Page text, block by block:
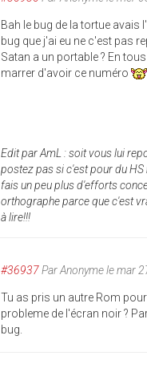
Bah le bug de la tortue avais
bug que j'ai eu ne c'est pas
Satan a un portable ? En
marrer d'avoir ce numéro
Edit par AmL : soit vous lui
postez pas si c'est pour du HS
fais un peu plus d'efforts
orthographe parce que c'est
à lire!!!
#36937ParAnonymele mar
Tu as pris un autre Rom
probleme de l'écran noir ?
bug.